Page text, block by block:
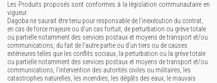
Les Produits proposés sont conformes à la législation communautaire en
vigueur.
Dagoba ne saurait être tenu pour responsable de l'inexécution du contrat,
en cas de force majeure ou d’un cas fortuit, de perturbation ou grève totale
ou partielle notamment des services postaux et moyens de transport et/ou
communications, du fait de l’autre partie ou d’un tiers ou de causes
extérieures telles que les conflits sociaux, la perturbation ou la grève totale
ou partielle notamment des services postaux et moyens de transport et/ou
communications, l’intervention des autorités civiles ou militaires, les
catastrophes naturelles, les incendies, les dégâts des eaux, le mauvais